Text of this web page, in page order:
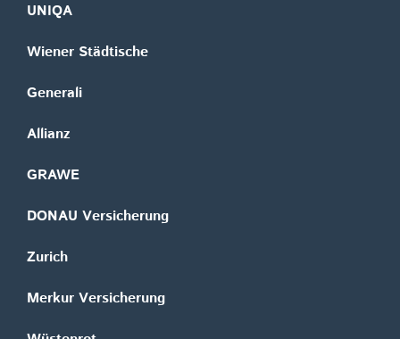
UNIQA
Wiener Städtische
Generali
Allianz
GRAWE
DONAU Versicherung
Zurich
Merkur Versicherung